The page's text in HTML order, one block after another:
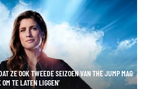
ZE OOK TWEEDE SEIZOEN VAN THE JUMP MAG
TE LATEN LIGGEN'